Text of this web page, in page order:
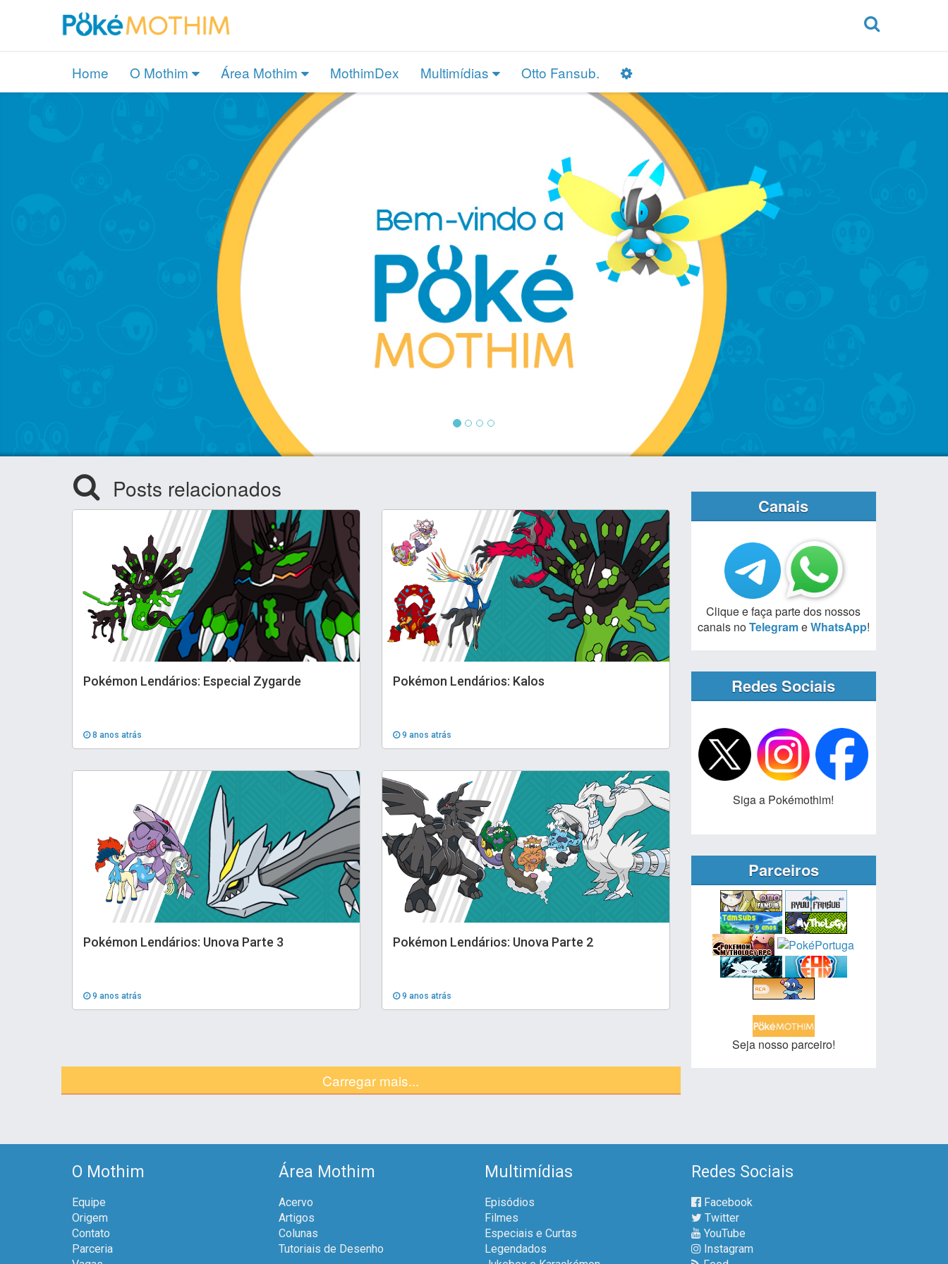
Home O Mothim Área Mothim MothimDex Multimídias Otto Fansub.
Posts relacionados
Pokémon Lendários: Especial Zygarde
8 anos atrás
Pokémon Lendários: Kalos
9 anos atrás
Pokémon Lendários: Unova Parte 3
9 anos atrás
Pokémon Lendários: Unova Parte 2
9 anos atrás
Carregar mais...
Canais
Clique e faça parte dos nossos
canais noTelegrameWhatsApp!
Redes Sociais
Siga a Pokémothim!
Parceiros
Seja nosso parceiro!
O Mothim
Equipe
Origem
Contato
Parceria
Área Mothim
Acervo
Artigos
Colunas
Tutoriais de Desenho
Multimídias
Episódios
Filmes
Especiais e Curtas
Legendados
Redes Sociais
Facebook
Twitter
YouTube
Instagram